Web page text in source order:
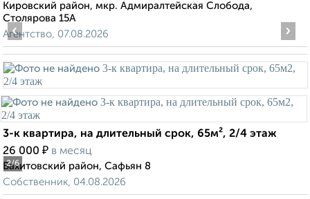
Кировский район, мкр. Адмиралтейская Слобода,
Столярова 15А
Агентство, 07.08.2026
2/6
‹ ›
3-к квартира, на длительный срок, 65м², 2/4 этаж
26 000 ₽ в месяц
Вахитовский район, Сафьян 8
Собственник, 04.08.2026